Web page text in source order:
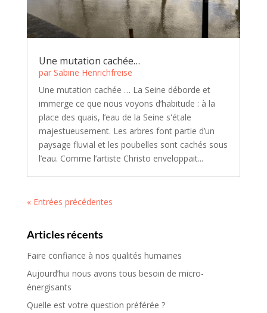
Une mutation cachée…
par Sabine Henrichfreise
Une mutation cachée … La Seine déborde et
immerge ce que nous voyons d’habitude : à la
place des quais, l’eau de la Seine s'étale
majestueusement. Les arbres font partie d’un
paysage fluvial et les poubelles sont cachés sous
l’eau. Comme l’artiste Christo enveloppait...
« Entrées précédentes
Articles récents
Faire confiance à nos qualités humaines
Aujourd’hui nous avons tous besoin de micro-
énergisants
Quelle est votre question préférée ?